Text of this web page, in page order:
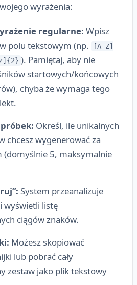
wyrażenia:
regularne: Wpisz
polu tekstowym (np.
[A-Z]
). Pamiętaj, aby nie
startowych/końcowych
chyba że wymaga tego
Określ, ile unikalnych
chcesz wygenerować za
(domyślnie 5, maksymalnie
System przeanalizuje
wyświetli listę
ciągów znaków.
Możesz skopiować
lub pobrać cały
zestaw jako plik tekstowy